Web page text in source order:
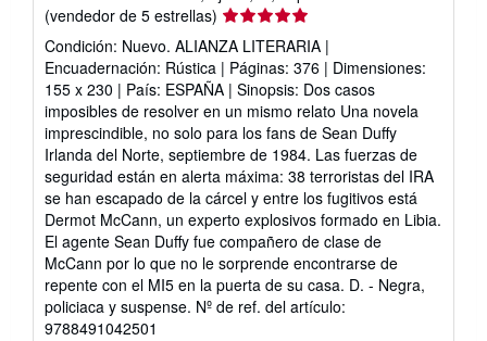
(vendedor de 5 estrellas) Calificación
del
vendedor:
5
de
5
estrellas
Condición: Nuevo. ALIANZA LITERARIA |
Encuadernación: Rústica | Páginas: 376 | Dimensiones:
155 x 230 | País: ESPAÑA | Sinopsis: Dos casos
imposibles de resolver en un mismo relato Una novela
imprescindible, no solo para los fans de Sean Duffy
Irlanda del Norte, septiembre de 1984. Las fuerzas de
seguridad están en alerta máxima: 38 terroristas del IRA
se han escapado de la cárcel y entre los fugitivos está
Dermot McCann, un experto explosivos formado en Libia.
El agente Sean Duffy fue compañero de clase de
McCann por lo que no le sorprende encontrarse de
repente con el MI5 en la puerta de su casa. D. - Negra,
policiaca y suspense. Nº de ref. del artículo:
9788491042501